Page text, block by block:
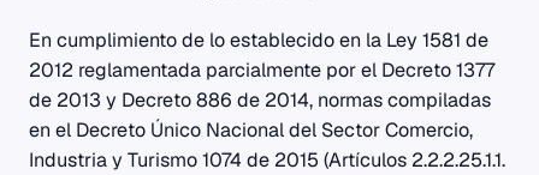
En cumplimiento de lo establecido en la Ley 1581 de
2012 reglamentada parcialmente por el Decreto 1377
de 2013 y Decreto 886 de 2014, normas compiladas
en el Decreto Único Nacional del Sector Comercio,
Industria y Turismo 1074 de 2015 (Artículos 2.2.2.25.1.1.